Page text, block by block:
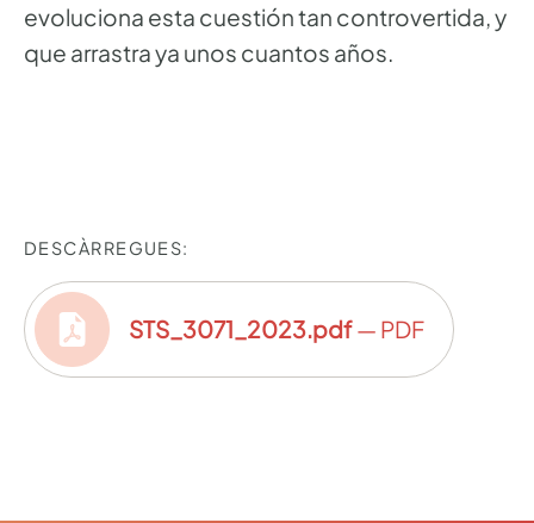
evoluciona esta cuestión tan controvertida, y
que arrastra ya unos cuantos años.
DESCÀRREGUES:
STS_3071_2023.pdf— PDF